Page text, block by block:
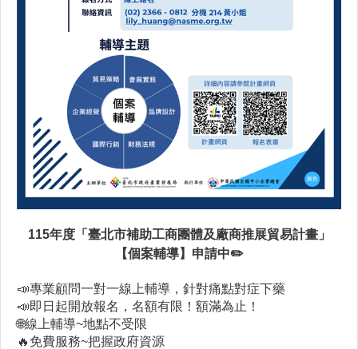
115年度「臺北市補助工商團體及廠商推展貿易計畫」
【個案輔導】 申請中✏️
📣專業顧問一對一線上輔導，針對痛點對症下藥
📣即日起開放報名，名額有限！額滿為止！
🌐線上輔導~地點不受限
🔥免費服務~把握政府資源